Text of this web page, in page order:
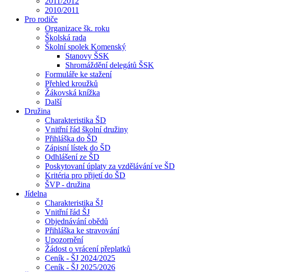
2010/2011
Pro rodiče
Organizace šk. roku
Školská rada
Školní spolek Komenský
Stanovy ŠSK
Shromáždění delegátů ŠSK
Formuláře ke stažení
Přehled kroužků
Žákovská knížka
Další
Družina
Charakteristika ŠD
Vnitřní řád školní družiny
Přihláška do ŠD
Zápisní lístek do ŠD
Odhlášení ze ŠD
Poskytovaní úplaty za vzdělávání ve ŠD
Kritéria pro přijetí do ŠD
ŠVP - družina
Jídelna
Charakteristika ŠJ
Vnitřní řád ŠJ
Objednávání obědů
Přihláška ke stravování
Upozornění
Žádost o vrácení přeplatků
Ceník - ŠJ 2024/2025
Ceník - ŠJ 2025/2026